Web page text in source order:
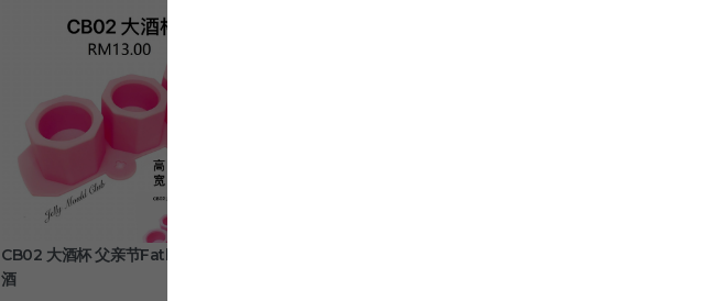
CB02 大酒杯 父亲节Father beer啤
酒